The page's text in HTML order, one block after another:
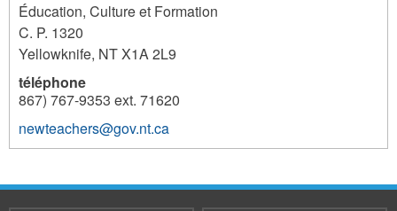
Éducation, Culture et Formation
C. P. 1320
Yellowknife, NTX1A 2L9
téléphone
867) 767-9353 ext. 71620
newteachers@gov.nt.ca
259